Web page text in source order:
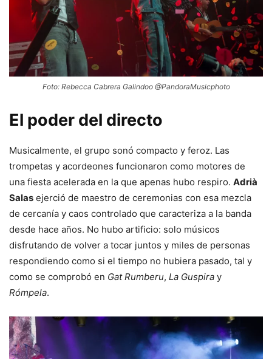
Foto: Rebecca Cabrera Galindoo @PandoraMusicphoto
El poder del directo
Musicalmente, el grupo sonó compacto y feroz. Las
trompetas y acordeones funcionaron como motores de
una fiesta acelerada en la que apenas hubo respiro. Adrià
Salas ejerció de maestro de ceremonias con esa mezcla
de cercanía y caos controlado que caracteriza a la banda
desde hace años. No hubo artificio: solo músicos
disfrutando de volver a tocar juntos y miles de personas
respondiendo como si el tiempo no hubiera pasado, tal y
como se comprobó en Gat Rumberu, La Guspira y
Rómpela.